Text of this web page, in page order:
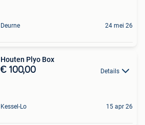
Deurne 24 mei 26
Houten Plyo Box
€ 100,00 Details
Kessel-Lo 15 apr 26